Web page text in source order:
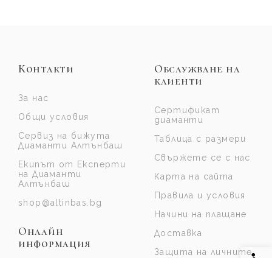
Контакти
За нас
Общи условия
Сервиз на бижута
Диаманти Алтънбаш
Екипът от Експерти
на Диаманти
Алтънбаш
shop@altinbas.bg
Онлайн
информация
Обслужване на
клиенти
Сертификат
диаманти
Таблица с размери
Свържете се с нас
Карта на сайта
Правила и условия
Начини на плащане
Доставка
Защита на личните